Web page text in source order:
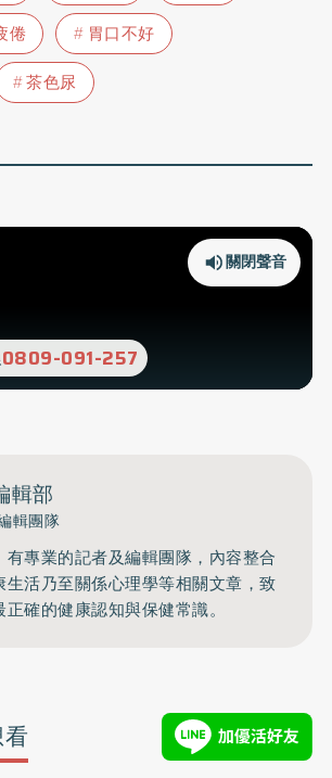
倦
胃口不好
茶色尿
0809-091-257
關閉聲音
輯部
輯團隊
有專業的記者及編輯團隊，內容整合
生活乃至關係心理學等相關文章，致
確的健康認知與保健常識。